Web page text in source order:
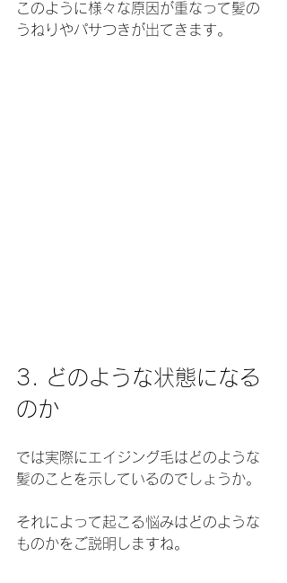
このように様々な原因が重なって髪の
うねりやパサつきが出てきます。
3. どのような状態になる
のか
では実際にエイジング毛はどのような
髪のことを示しているのでしょうか。
それによって起こる悩みはどのような
ものかをご説明しますね。